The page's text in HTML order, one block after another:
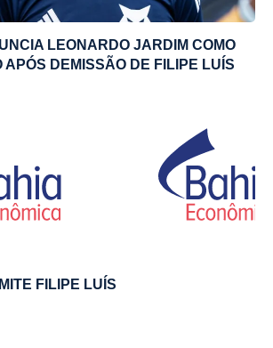
LEONARDO JARDIM COMO
APÓS DEMISSÃO DE FILIPE LUÍS
FILIPE LUÍS